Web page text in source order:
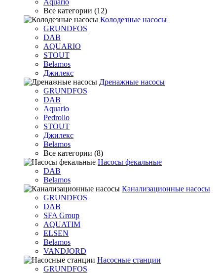
Aquario
Все категории (12)
Колодезные насосы
GRUNDFOS
DAB
AQUARIO
STOUT
Belamos
Джилекс
Дренажные насосы
GRUNDFOS
DAB
Aquario
Pedrollo
STOUT
Джилекс
Belamos
Все категории (8)
Насосы фекальные
DAB
Belamos
Канализационные насосы
GRUNDFOS
DAB
SFA Group
AQUATIM
ELSEN
Belamos
VANDJORD
Насосные станции
GRUNDFOS